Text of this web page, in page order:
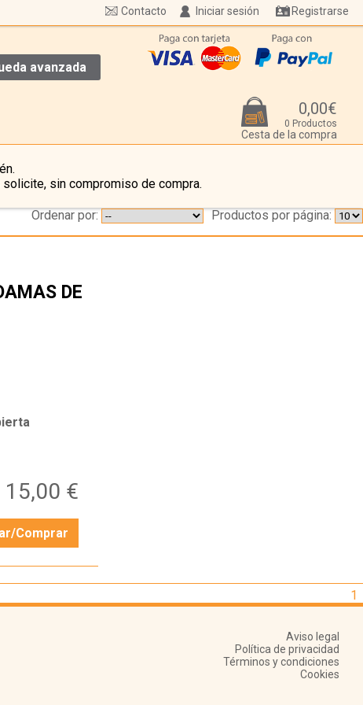
Iniciar sesión Registrarse
Contacto
avanzada
0,00€
0 Productos
Cesta de la compra
sin compromiso de compra.
Productos por página:
Ordenar por:
DE
15,00 €
Comprar
1
Aviso legal
Política de privacidad
Términos y condiciones
Cookies